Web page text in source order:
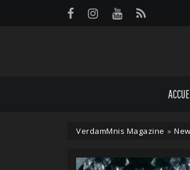
VerdamMnis Magazine »
Panneau de gestion des cookies